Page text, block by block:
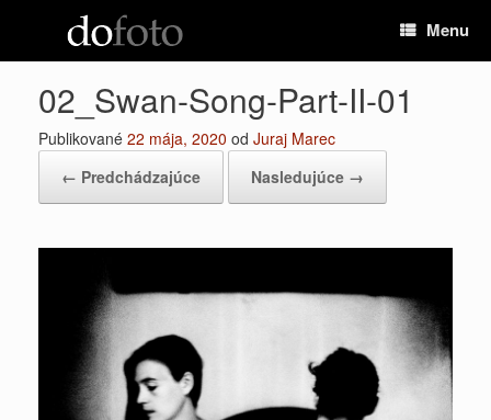
Menu
02_Swan-Song-Part-II-01
Publikované 22 mája, 2020 od Juraj Marec
← Predchádzajúce
Nasledujúce →